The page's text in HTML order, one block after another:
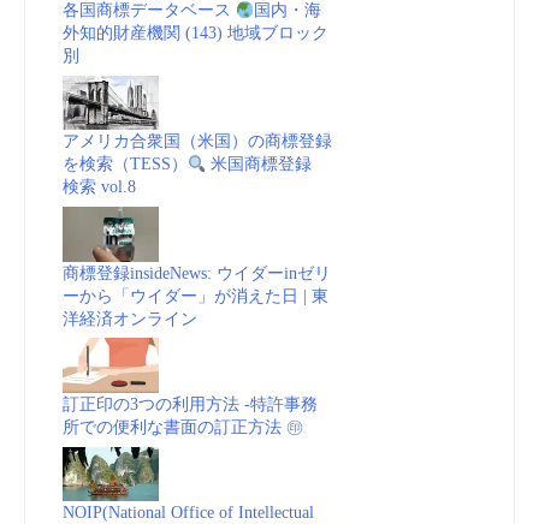
各国商標データベース
国内・海
外知的財産機関 (143) 地域ブロック
別
アメリカ合衆国（米国）の商標登録
を検索（TESS）
米国商標登録
検索 vol.8
商標登録insideNews: ウイダーinゼリ
ーから「ウイダー」が消えた日 | 東
洋経済オンライン
訂正印の3つの利用方法 -特許事務
所での便利な書面の訂正方法 ㊞
NOIP(National Office of Intellectual